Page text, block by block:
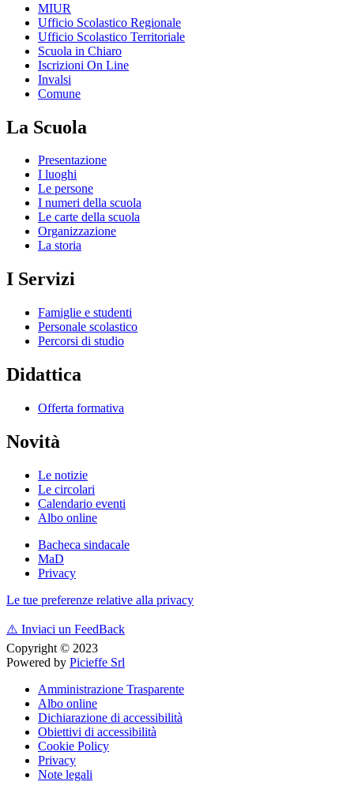
MIUR
Ufficio Scolastico Regionale
Ufficio Scolastico Territoriale
Scuola in Chiaro
Iscrizioni On Line
Invalsi
Comune
La Scuola
Presentazione
I luoghi
Le persone
I numeri della scuola
Le carte della scuola
Organizzazione
La storia
I Servizi
Famiglie e studenti
Personale scolastico
Percorsi di studio
Didattica
Offerta formativa
Novità
Le notizie
Le circolari
Calendario eventi
Albo online
Bacheca sindacale
MaD
Privacy
Le tue preferenze relative alla privacy
⚠️ Inviaci un FeedBack
Copyright © 2023
Powered by Picieffe Srl
Amministrazione Trasparente
Albo online
Dichiarazione di accessibilità
Obiettivi di accessibilità
Cookie Policy
Privacy
Note legali